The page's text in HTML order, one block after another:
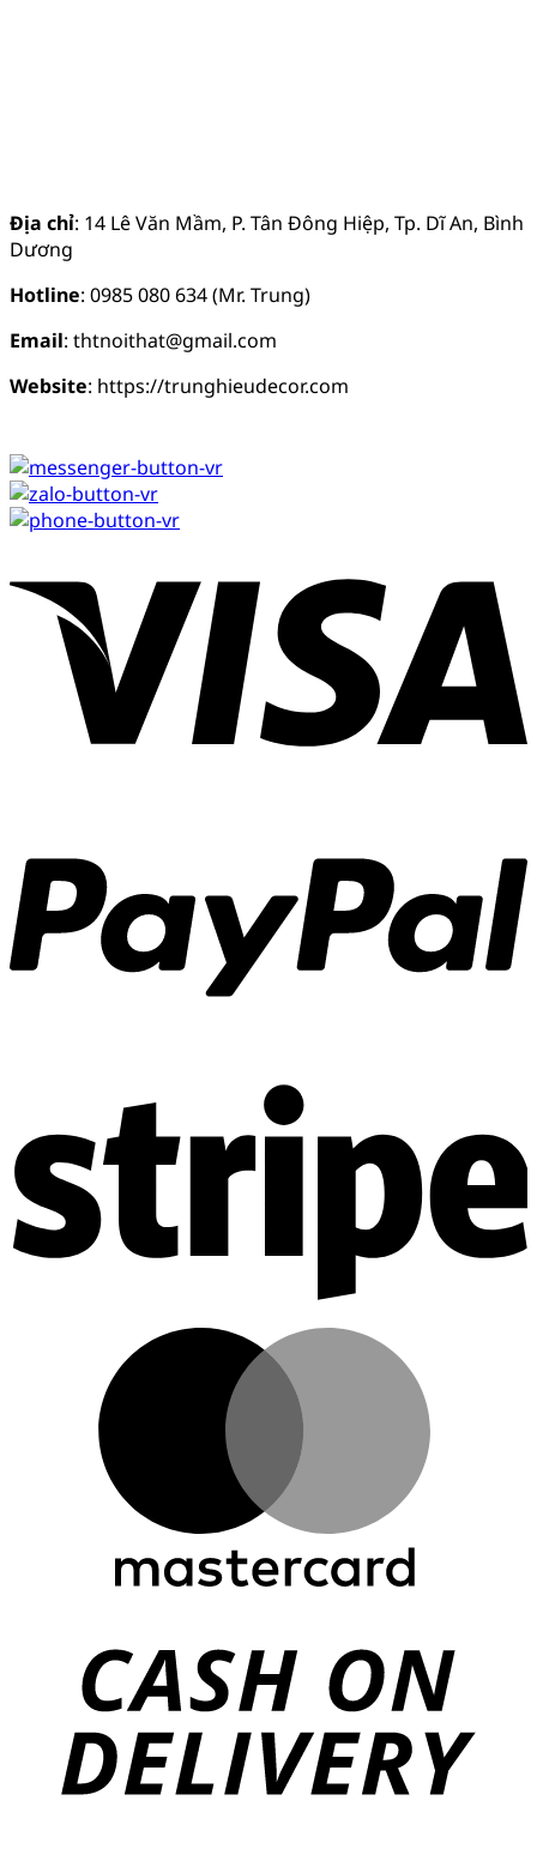
Địa chỉ: 14 Lê Văn Mầm, P. Tân Đông Hiệp, Tp. Dĩ An, Bình
Dương
Hotline: 0985 080 634 (Mr. Trung)
Email: thtnoithat@gmail.com
Website: https://trunghieudecor.com